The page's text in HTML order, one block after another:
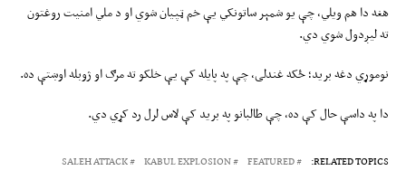
هغه دا هم ویلي، چې یو شمېر ساتونکي یې خم ټپیان شوي او د ملي امنیت روغتون
ته لیږدول شوي دي.
نوموړي دغه برید؛ ځکه غندلی، چې په پایله کې یې خلکو ته مرګ او ژوبله اوښتې ده.
دا په داسې حال کې ده، چې طالبانو په برید کې لاس لرل رد کړي دي.
RELATED TOPICS:
FEATURED
KABUL EXPLOSION
SALEH ATTACK